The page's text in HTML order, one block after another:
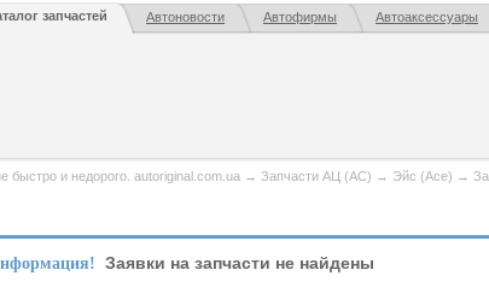
запчастей Автоновости Автофирмы Автоаксессуары
быстро и недорого. autoriginal.com.ua → Запчасти АЦ (AC) → Эйс (Ace) →
Заявки на запчасти не найдены